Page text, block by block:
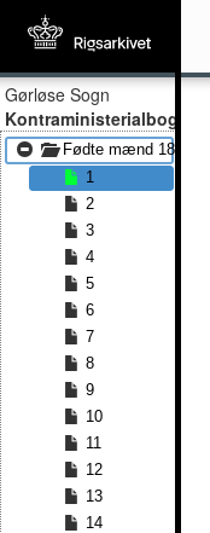
Gørløse Sogn
Kontraministerialbog
Fødte mænd 1868 -
1
2
3
4
5
6
7
8
9
10
11
12
13
14